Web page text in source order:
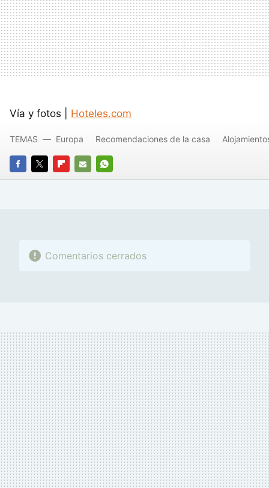
Vía y fotos | Hoteles.com
FACEBOOK
TWITTERFLIPBOARD
E-
WHATSAPP
TEMAS Europa Recomendaciones de la casa
Comentarios cerrados